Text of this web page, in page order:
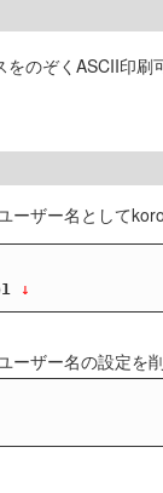
のぞくASCII印刷
ーザー名として
↓
ーザー名の設定を